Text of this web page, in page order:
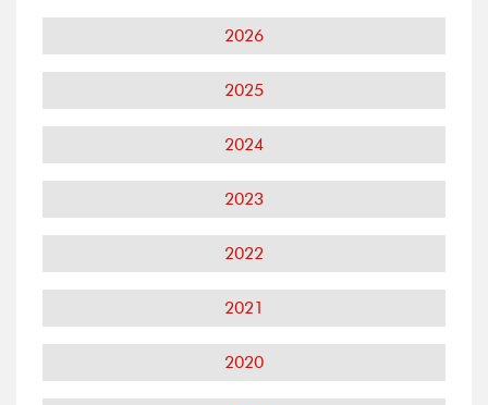
2026
2025
2024
2023
2022
2021
2020